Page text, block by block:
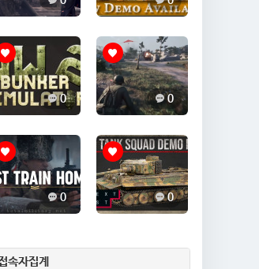
0 0
0 0
속자집계